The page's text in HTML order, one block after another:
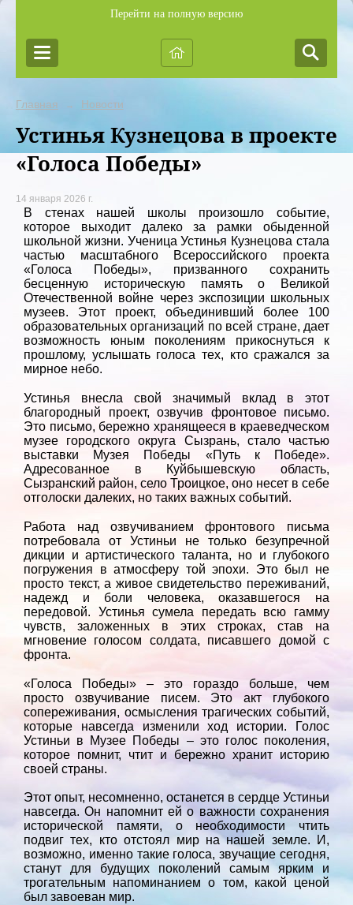
Перейти на полную версию
Главная → Новости
Устинья Кузнецова в проекте
«Голоса Победы»
14 января 2026 г.
В стенах нашей школы произошло событие,
которое выходит далеко за рамки обыденной
школьной жизни. Ученица Устинья Кузнецова стала
частью масштабного Всероссийского проекта
«Голоса Победы», призванного сохранить
бесценную историческую память о Великой
Отечественной войне через экспозиции школьных
музеев. Этот проект, объединивший более 100
образовательных организаций по всей стране, дает
возможность юным поколениям прикоснуться к
прошлому, услышать голоса тех, кто сражался за
мирное небо.
Устинья внесла свой значимый вклад в этот
благородный проект, озвучив фронтовое письмо.
Это письмо, бережно хранящееся в краеведческом
музее городского округа Сызрань, стало частью
выставки Музея Победы «Путь к Победе».
Адресованное в Куйбышевскую область,
Сызранский район, село Троицкое, оно несет в себе
отголоски далеких, но таких важных событий.
Работа над озвучиванием фронтового письма
потребовала от Устиньи не только безупречной
дикции и артистического таланта, но и глубокого
погружения в атмосферу той эпохи. Это был не
просто текст, а живое свидетельство переживаний,
надежд и боли человека, оказавшегося на
передовой. Устинья сумела передать всю гамму
чувств, заложенных в этих строках, став на
мгновение голосом солдата, писавшего домой с
фронта.
«Голоса Победы» – это гораздо больше, чем
просто озвучивание писем. Это акт глубокого
сопереживания, осмысления трагических событий,
которые навсегда изменили ход истории. Голос
Устиньи в Музее Победы – это голос поколения,
которое помнит, чтит и бережно хранит историю
своей страны.
Этот опыт, несомненно, останется в сердце Устиньи
навсегда. Он напомнит ей о важности сохранения
исторической памяти, о необходимости чтить
подвиг тех, кто отстоял мир на нашей земле. И,
возможно, именно такие голоса, звучащие сегодня,
станут для будущих поколений самым ярким и
трогательным напоминанием о том, какой ценой
был завоеван мир.